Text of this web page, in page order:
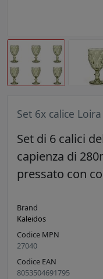
Set 6x calice
Set di 6 calici
capienza di
pressato con
Brand
Kaleidos
Codice MPN
27040
Codice EAN
8053504691795